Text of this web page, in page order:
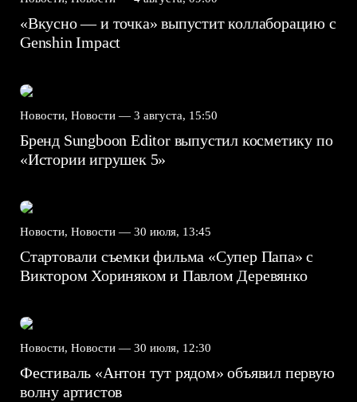
«Вкусно — и точка» выпустит коллаборацию с
Genshin Impact⁠⁠
Новости, Новости — 3 августа, 15:50
Бренд Sungboon Editor выпустил косметику по
«Истории игрушек 5»
Новости, Новости — 30 июля, 13:45
Стартовали съемки фильма «Супер Папа» с
Виктором Хориняком и Павлом Деревянко
Новости, Новости — 30 июля, 12:30
Фестиваль «Антон тут рядом» объявил первую
волну артистов